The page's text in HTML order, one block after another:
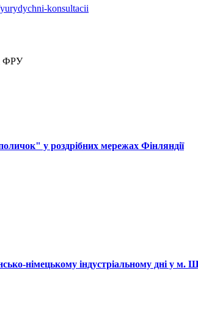
konsultacii
ФРУ
у роздрібних мережах Фінляндії
німецькому індустріальному дні у м.